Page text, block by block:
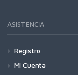
ASISTENCIA
Registro
Mi Cuenta